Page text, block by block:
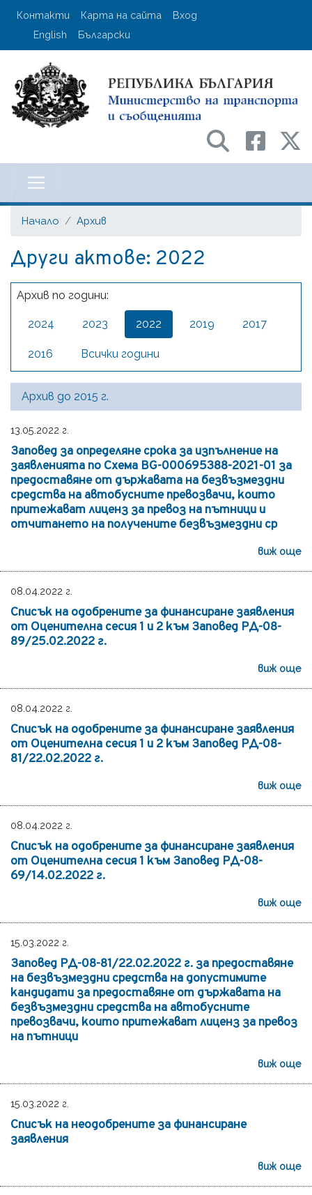
Премини
User account menu
Контакти Карта на сайта
Вход
English
Български
на транспорта
Начало Архив
Други актове: 2022
Архив по години:
2024 2023 2022 2019 2017
2016 Всички години
Архив до 2015 г.
13.05.2022 г.
Заповед за определяне срока за изпълнение на
заявленията по Схема BG-000695388-2021-01 за
предоставяне от държавата на безвъзмездни
средства на автобусните превозвачи, които
притежават лиценз за превоз на пътници и
отчитането на получените безвъзмездни ср
виж още
08.04.2022 г.
Списък на одобрените за финансиране заявления
от Оценителна сесия 1 и 2 към Заповед РД-08-
89/25.02.2022 г.
виж още
08.04.2022 г.
Списък на одобрените за финансиране заявления
от Оценителна сесия 1 и 2 към Заповед РД-08-
81/22.02.2022 г.
виж още
08.04.2022 г.
Списък на одобрените за финансиране заявления
от Оценителна сесия 1 към Заповед РД-08-
69/14.02.2022 г.
виж още
15.03.2022 г.
Заповед РД-08-81/22.02.2022 г. за предоставяне
на безвъзмездни средства на допустимите
кандидати за предоставяне от държавата на
безвъзмездни средства на автобусните
превозвачи, които притежават лиценз за превоз
на пътници
виж още
15.03.2022 г.
Списък на неодобрените за финансиране
заявления
виж още